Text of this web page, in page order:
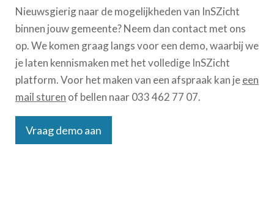
Nieuwsgierig naar de mogelijkheden van InSZicht
binnen jouw gemeente? Neem dan contact met ons
op. We komen graag langs voor een demo, waarbij we
je laten kennismaken met het volledige InSZicht
platform. Voor het maken van een afspraak kan jeeen
mail sturen of bellen naar 033 462 77 07.
Vraag demo aan